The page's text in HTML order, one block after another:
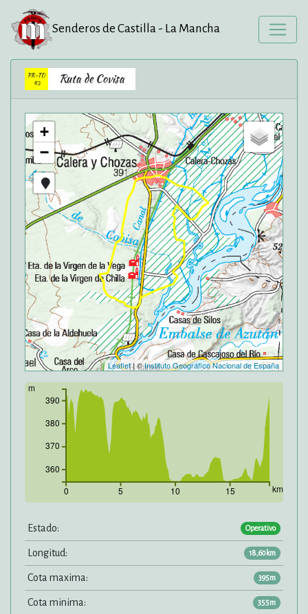
Senderos de Castilla - La Mancha
PR-TO
43
Ruta de Covisa
+
−
Leaflet| ©Instituto Geográfico Nacional de España
0 5 10 15 km
360
370
380
390
m
Estado: Operativo
Longitud: 18,60km
Cota maxima: 395m
Cota minima: 355m